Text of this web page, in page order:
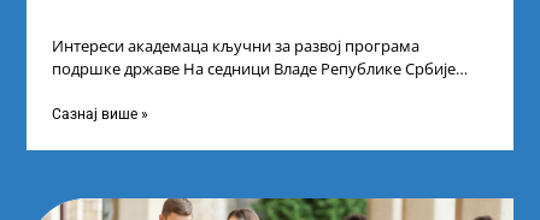
Интереси академаца кључни за развој програма
подршке државе На седници Владе Републике Србије
Сазнај више »